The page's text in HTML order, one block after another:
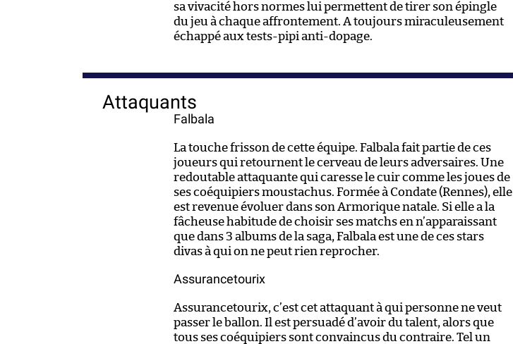
sa vivacité hors normes lui permettent de tirer son épingle
du jeu à chaque affrontement. A toujours miraculeusement
échappé aux tests-pipi anti-dopage.
Attaquants
Falbala
La touche frisson de cette équipe. Falbala fait partie de ces
joueurs qui retournent le cerveau de leurs adversaires. Une
redoutable attaquante qui caresse le cuir comme les joues de
ses coéquipiers moustachus. Formée à Condate (Rennes), elle
est revenue évoluer dans son Armorique natale. Si elle a la
fâcheuse habitude de choisir ses matchs en n’apparaissant
que dans 3 albums de la saga, Falbala est une de ces stars
divas à qui on ne peut rien reprocher.
Assurancetourix
Assurancetourix, c’est cet attaquant à qui personne ne veut
passer le ballon. Il est persuadé d’avoir du talent, alors que
tous ses coéquipiers sont convaincus du contraire. Tel un